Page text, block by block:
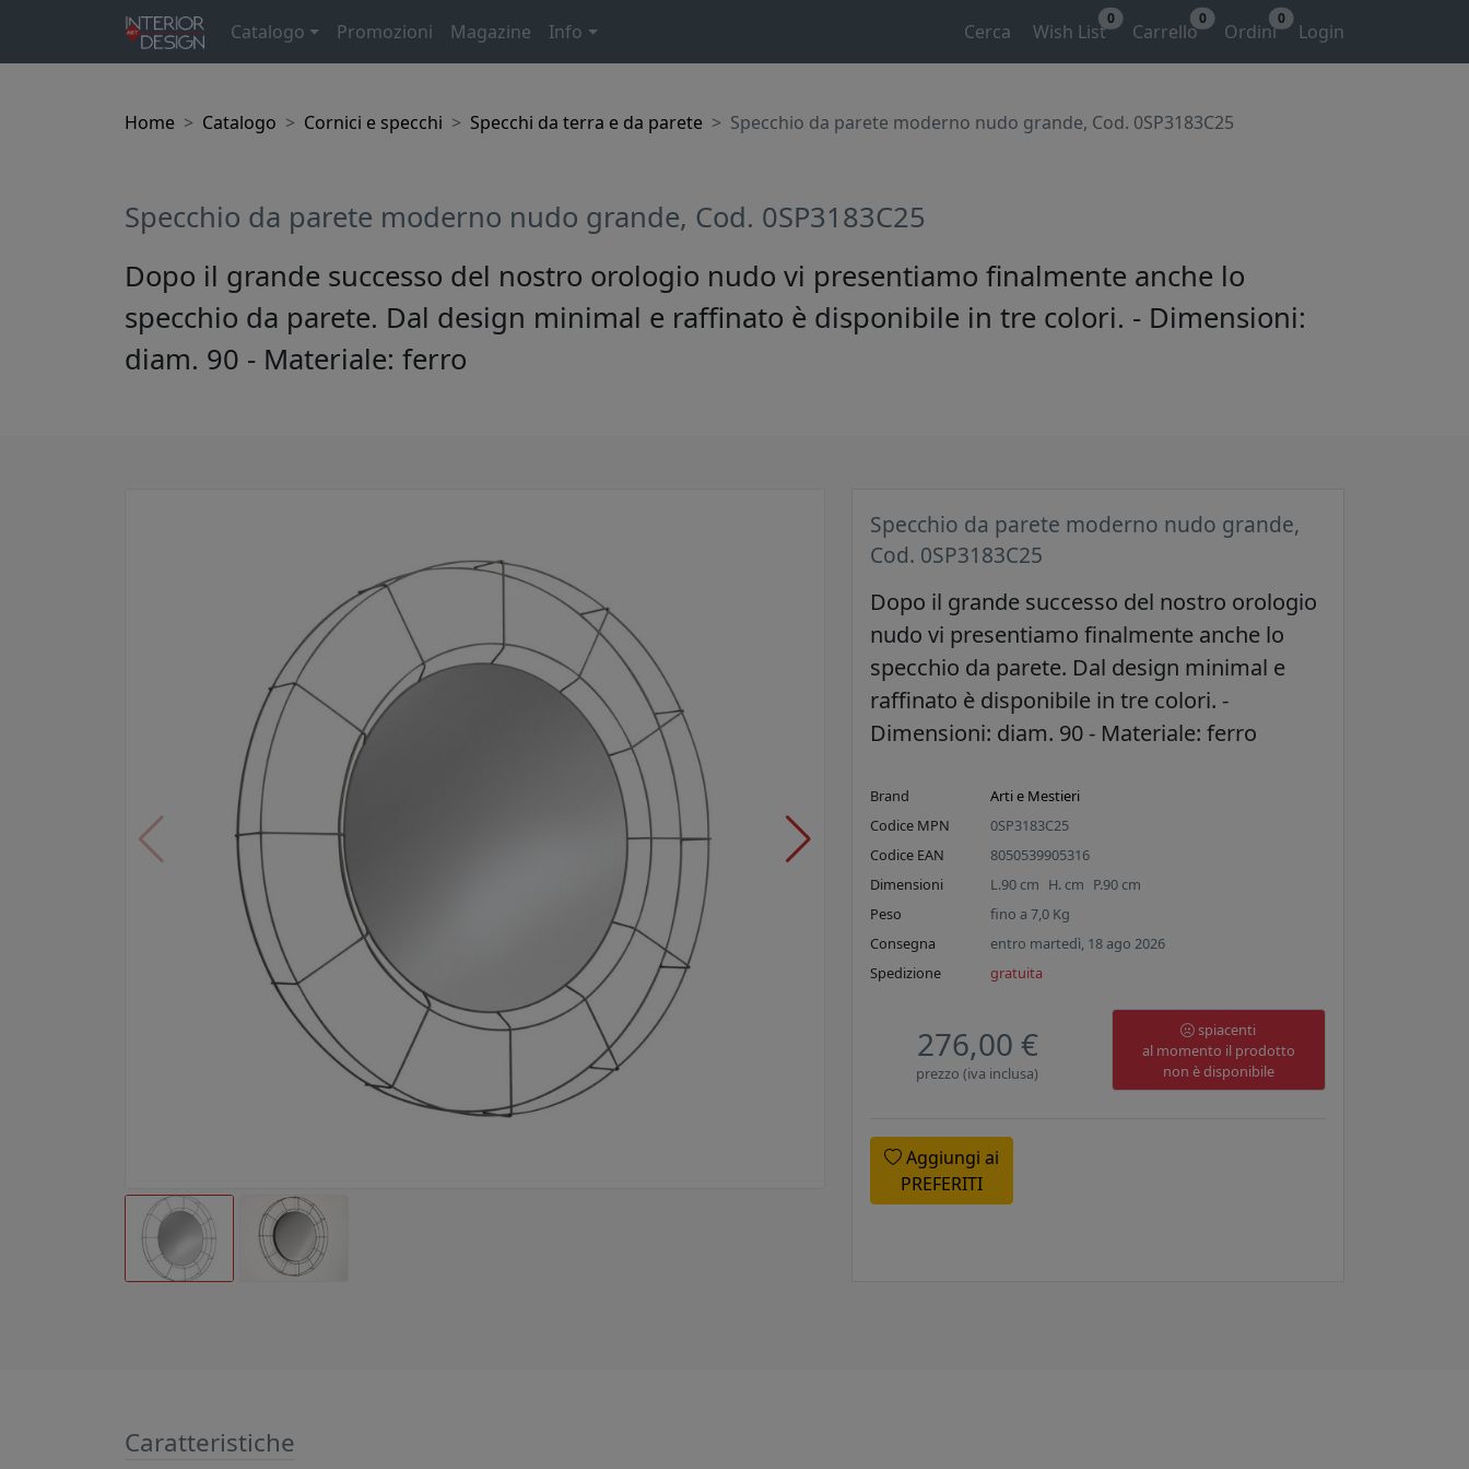
Catalogo Promozioni Magazine Info Cerca Wish List
0
Carrello
0
Ordini
0
Login
Home Catalogo Cornici e specchi Specchi da terra e da parete Specchio da parete moderno nudo grande, Cod. 0SP3183C25
Specchio da parete moderno nudo grande, Cod. 0SP3183C25
Dopo il grande successo del nostro orologio nudo vi presentiamo finalmente anche lo
specchio da parete. Dal design minimal e raffinato è disponibile in tre colori. - Dimensioni:
diam. 90 - Materiale: ferro
Specchio da parete moderno nudo grande,
Cod. 0SP3183C25
Dopo il grande successo del nostro orologio
nudo vi presentiamo finalmente anche lo
specchio da parete. Dal design minimal e
raffinato è disponibile in tre colori. -
Dimensioni: diam. 90 - Materiale: ferro
Brand
Arti e Mestieri
Codice MPN
0SP3183C25
Codice EAN
8050539905316
Dimensioni
L.90 cm H. cm P.90 cm
Peso
fino a7,0 Kg
Consegna
entro martedì, 18 ago 2026
Spedizione
gratuita
276,00 €
prezzo (iva inclusa)
spiacenti
al momento il prodotto
non è disponibile
Aggiungi ai
PREFERITI
Caratteristiche